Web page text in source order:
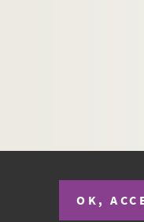
OK,